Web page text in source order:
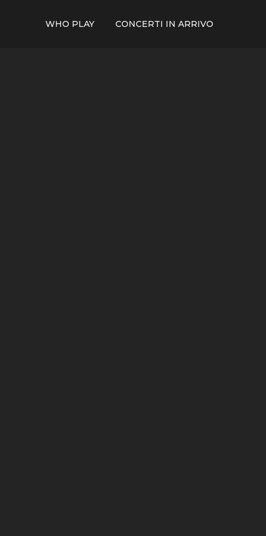
WHO PLAY CONCERTI IN ARRIVO